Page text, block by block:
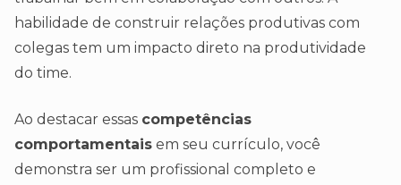
habilidade de construir relações produtivas com
colegas tem um impacto direto na produtividade
do time.
Ao destacar essas competências
comportamentais em seu currículo, você
demonstra ser um profissional completo e